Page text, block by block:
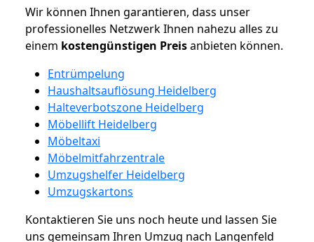
Wir können Ihnen garantieren, dass unser
professionelles Netzwerk Ihnen nahezu alles zu
einem kostengünstigen Preisanbieten können.
Entrümpelung
Haushaltsauflösung Heidelberg
Halteverbotszone Heidelberg
Möbellift Heidelberg
Möbeltaxi
Möbelmitfahrzentrale
Umzugshelfer Heidelberg
Umzugskartons
Kontaktieren Sie uns noch heute und lassen Sie
uns gemeinsam Ihren Umzug nach Langenfeld